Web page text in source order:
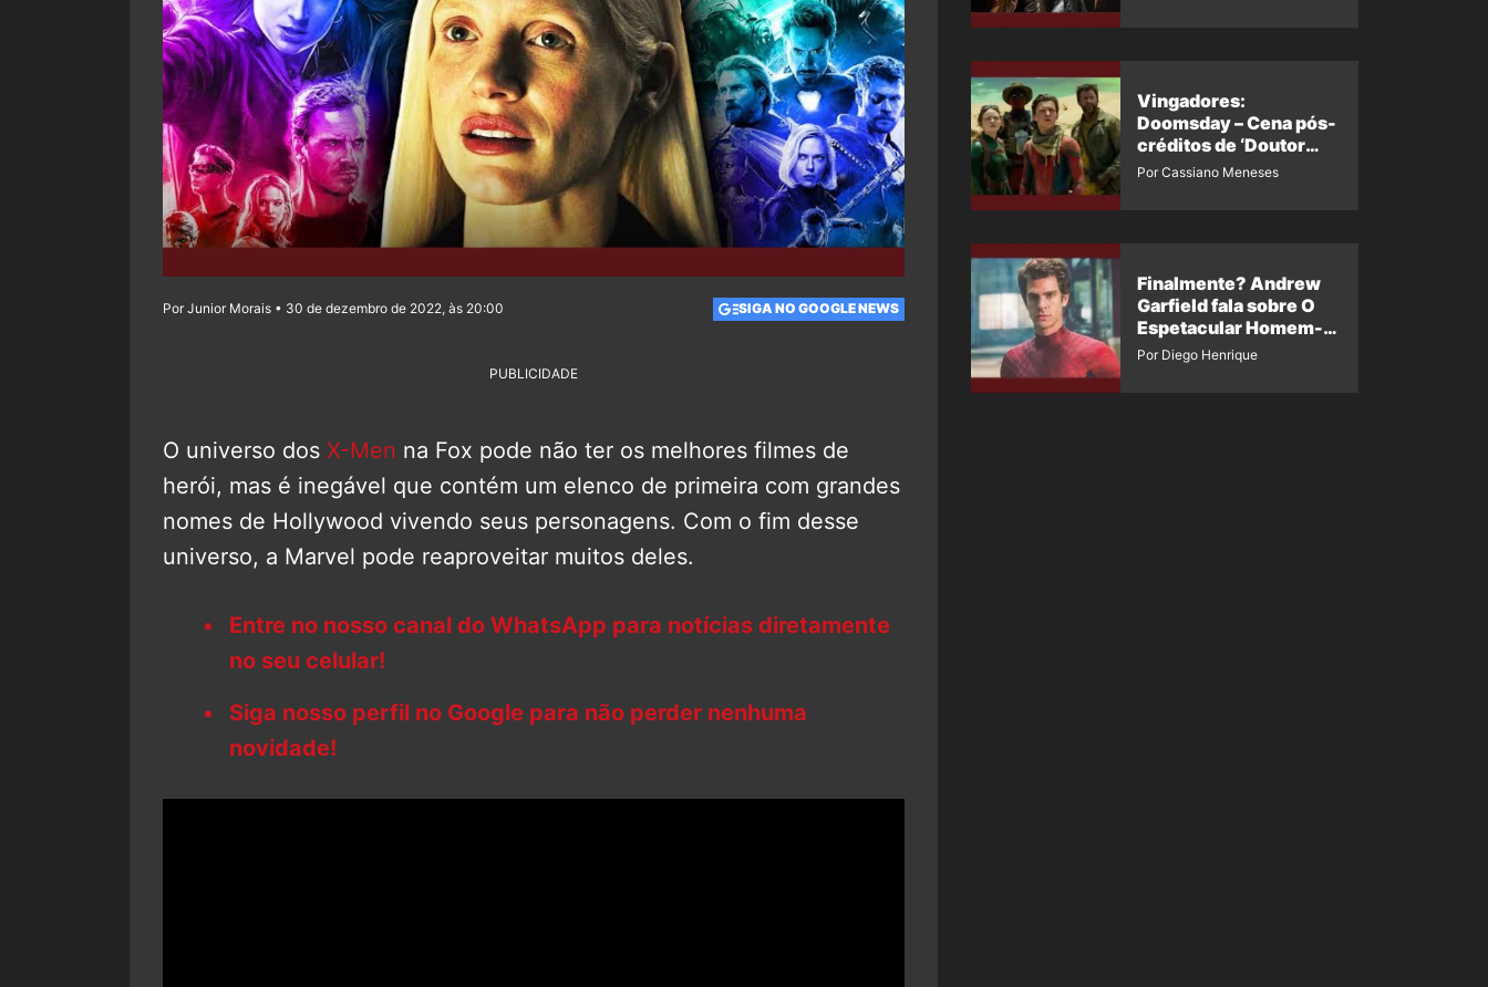
Por Junior Morais • 30 de dezembro de 2022, às 20:00 SIGA NO GOOGLE NEWS
PUBLICIDADE
O universo dos X-Men na Fox pode não ter os melhores filmes de
herói, mas é inegável que contém um elenco de primeira com grandes
nomes de Hollywood vivendo seus personagens. Com o fim desse
universo, a Marvel pode reaproveitar muitos deles.
Entre no nosso canal do WhatsApp para notícias diretamente
no seu celular!
Siga nosso perfil no Google para não perder nenhuma
novidade!
Vingadores:
Doomsday – Cena pós-
créditos de ‘Doutor
Destino’ é revelada
Por Cassiano Meneses
Finalmente? Andrew
Garfield fala sobre O
Espetacular Homem-
Aranha 3
Por Diego Henrique